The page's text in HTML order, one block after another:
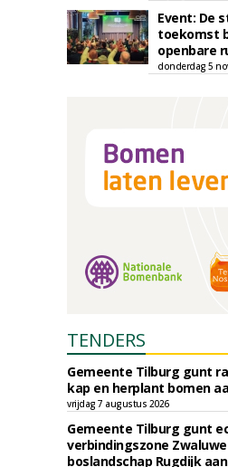
Event: De
toekomst
openbare
donderdag 5
TENDERS
Gemeente Tilburg gunt
kap en herplant bomen
vrijdag 7 augustus 2026
Gemeente Tilburg gunt
verbindingszone
boslandschap Rugdijk